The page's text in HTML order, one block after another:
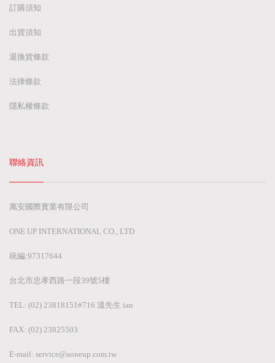
訂購須知
出貨須知
退換貨條款
法律條款
隱私權條款
聯絡資訊
萬安國際實業有限公司
ONE UP INTERNATIONAL CO., LTD
統編:97317644
台北市忠孝西路一段39號5樓
TEL: (02) 23818151#716 溫先生 ian
FAX: (02) 23825503
E-mail: service@aoneup.com.tw